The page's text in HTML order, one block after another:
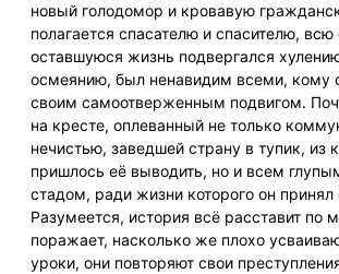
новый голодомор и кровавую
полагается спасателю и спасителю,
оставшуюся жизнь подвергался
осмеянию, был ненавидим всеми, кому
своим самоотверженным подвигом.
на кресте, оплеванный не только
нечистью, заведшей страну в тупик, из
пришлось её выводить, но и всем
стадом, ради жизни которого он принял
Разумеется, история всё расставит по
поражает, насколько же плохо
уроки, они повторяют свои